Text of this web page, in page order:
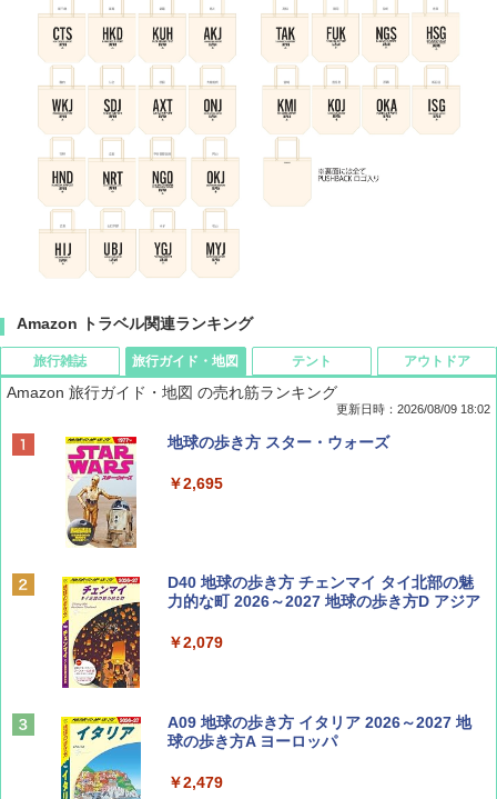
Amazon トラベル関連ランキング
旅行雑誌
BE-PAL(ビ-パル) 2026年 9 月号【特別付録:
ディズニーファン ２０２６年 ９月号 [雑
誌] (ＤＩＳＮＥＹ ＦＡＮ)
￥713
山と溪谷 2026年8月号「南アルプス大全」
旅行ガイド・地図
Amazon 旅行ガイド・地図 の売れ筋ランキング
更新日時：2026/08/09 18:02
地球の歩き方 スター・ウォーズ
￥2,695
D40 地球の歩き方 チェンマイ タイ北部の魅
力的な町 2026～2027 地球の歩き方D アジア
￥2,079
A09 地球の歩き方 イタリア 2026～2027 地
球の歩き方A ヨーロッパ
￥2,479
テント アウトドア